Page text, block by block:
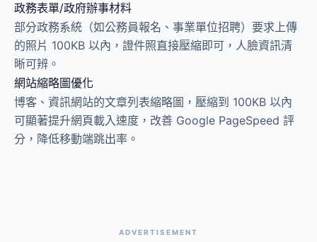
政務表單/政府辦事材料
部分政務系統（如公務員報名、事業單位招聘）要求上傳
的照片 100KB 以內，證件照直接壓縮即可，人臉資訊清
晰可辨。
網站縮略圖優化
博客、資訊網站的文章列表縮略圖，壓縮到 100KB 以內
可顯著提升網頁載入速度，改善 Google PageSpeed 評
分，降低移動端跳出率。
ADVERTISEMENT